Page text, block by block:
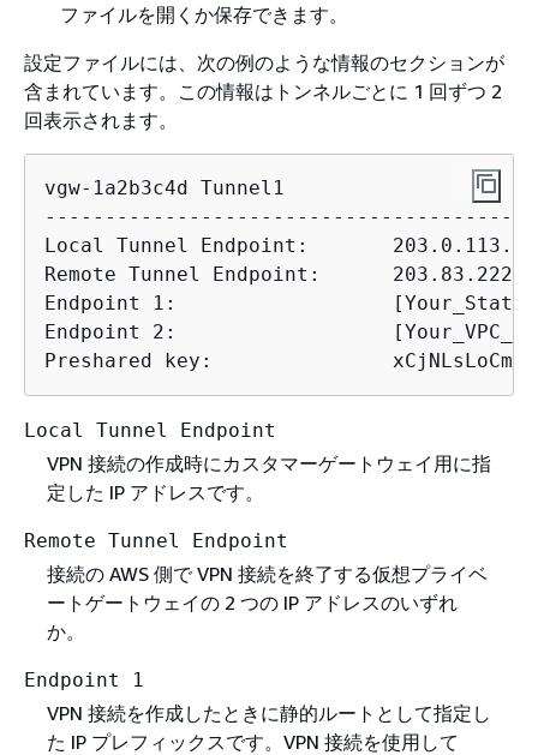
ファイルを開くか保存できます。
設定ファイルには、次の例のような情報のセクションが
含まれています。この情報はトンネルごとに 1 回ずつ 2
回表示されます。
vgw-1a2b3c4d Tunnel1
Local Tunnel Endpoint:       203.0.113.1
Remote Tunnel Endpoint:
Endpoint 1:
Endpoint 2:
Preshared key:
Local Tunnel Endpoint
VPN 接続の作成時にカスタマーゲートウェイ用に指
定した IP アドレスです。
Remote Tunnel Endpoint
接続の AWS 側で VPN 接続を終了する仮想プライベ
ートゲートウェイの 2 つの IP アドレスのいずれ
か。
Endpoint 1
VPN 接続を作成したときに静的ルートとして指定し
た IP プレフィックスです。VPN 接続を使用して